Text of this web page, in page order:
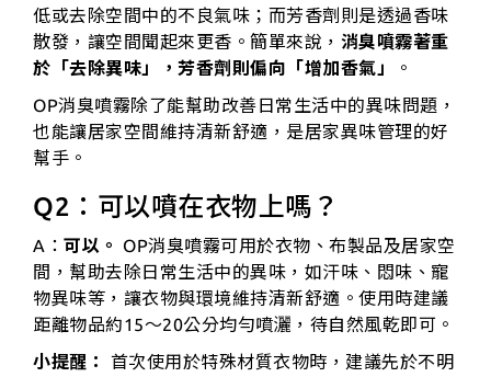
低或去除空間中的不良氣味；而芳香劑則是透過香味
散發，讓空間聞起來更香。簡單來說， 消臭噴霧著重
於「去除異味」，芳香劑則偏向「增加香氣」
。
OP消臭噴霧除了能幫助改善日常生活中的異味問題，
也能讓居家空間維持清新舒適，是居家異味管理的好
幫手。
Q2：可以噴在衣物上嗎？
A： 可以。
OP消臭噴霧可用於衣物、布製品及居家空
間，幫助去除日常生活中的異味，如汗味、悶味、寵
物異味等，讓衣物與環境維持清新舒適。使用時建議
距離物品約15～20公分均勻噴灑，待自然風乾即可。
小提醒：
首次使用於特殊材質衣物時，建議先於不明